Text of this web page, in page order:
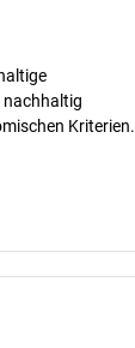
nachhaltig
Kriterien.